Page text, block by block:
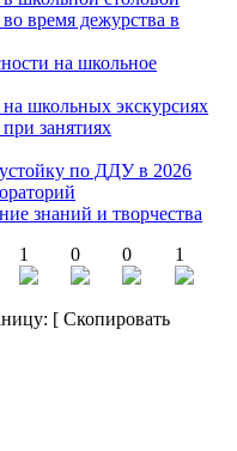
время дежурства в
на школьное
на школьных экскурсиях
занятиях
по ДДУ в 2026
знаний и творчества
1 0 0 1
[ Скопировать